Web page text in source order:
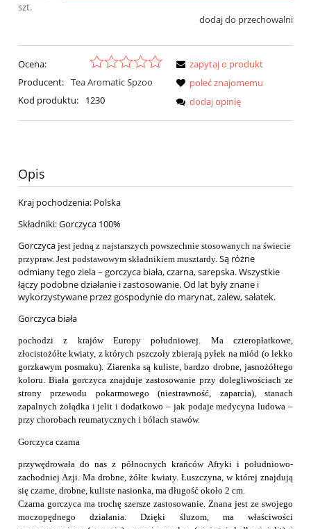
szt.
dodaj do przechowalni
Ocena:
Producent: Tea Aromatic Spzoo
Kod produktu:
1230
zapytaj o produkt
poleć znajomemu
dodaj opinię
Opis
Kraj pochodzenia: Polska
Składniki: Gorczyca 100%
Gorczyca jest jedną z najstarszych powszechnie stosowanych na świecie
przypraw. Jest podstawowym składnikiem musztardy. Są różne
odmiany tego ziela – gorczyca biała, czarna, sarepska. Wszystkie
łączy podobne działanie i zastosowanie. Od lat były znane i
wykorzystywane przez gospodynie do marynat, zalew, sałatek.
Gorczyca biała
pochodzi z krajów Europy południowej. Ma czteropłatkowe,
złocistożółte kwiaty, z których pszczoły zbierają pyłek na miód (o lekko
gorzkawym posmaku). Ziarenka są kuliste, bardzo drobne, jasnożółtego
koloru. Biała gorczyca znajduje zastosowanie przy dolegliwościach ze
strony przewodu pokarmowego (niestrawność, zaparcia), stanach
zapalnych żołądka i jelit i dodatkowo – jak podaje medycyna ludowa –
przy chorobach reumatycznych i bólach stawów.
Gorczyca czarna
przywędrowała do nas z północnych krańców Afryki i południowo-
zachodniej Azji. Ma drobne, żółte kwiaty. Łuszczyna, w której znajdują
się czarne, drobne, kuliste nasionka, ma długość około 2 cm.
Czarna gorczyca ma trochę szersze zastosowanie. Znana jest ze swojego
moczopędnego działania. Dzięki śluzom, ma właściwości